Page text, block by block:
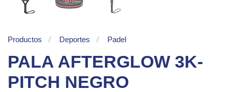
Productos Deportes Padel
PALA AFTERGLOW 3K-
PITCH NEGRO